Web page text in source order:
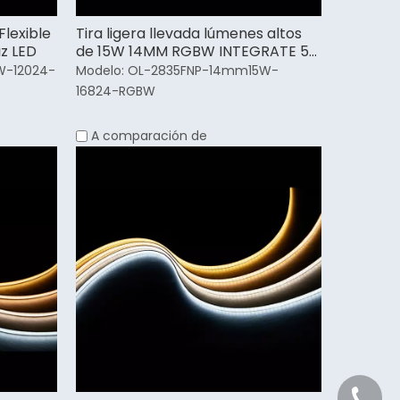
LED
12024-
Tira ligera llevada lúmenes altos
de 15W 14MM RGBW INTEGRATE 5
años de garantía
Modelo: OL-2835FNP-14mm15W-
16824-RGBW
A comparación de